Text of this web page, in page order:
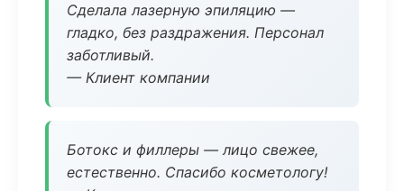
Сделала лазерную эпиляцию —
гладко, без раздражения. Персонал
заботливый.
— Клиент компании
Ботокс и филлеры — лицо свежее,
естественно. Спасибо косметологу!